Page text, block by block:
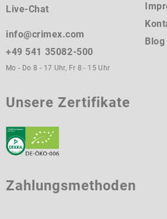
Live-Chat
info@crimex.com
+49 541 35082-500
Mo - Do 8 - 17 Uhr, Fr 8 - 15 Uhr
Blog
Unsere Zertifikate
Zahlungsmethoden